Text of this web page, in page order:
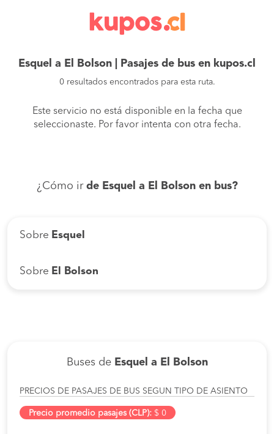
Esquel a El Bolson | Pasajes de bus en kupos.cl
0 resultados encontrados para esta ruta.
Este servicio no está disponible en la fecha que
seleccionaste. Por favor intenta con otra fecha.
¿Cómo ir de Esquel a El Bolson en bus?
Sobre Esquel
Sobre El Bolson
Buses de Esquel a El Bolson
PRECIOS DE PASAJES DE BUS SEGUN TIPO DE ASIENTO
Precio promedio pasajes (CLP): $ 0